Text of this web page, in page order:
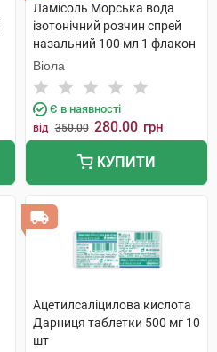
Ламісоль Морська вода
ізотонічний розчин спрей
назальний 100 мл 1 флакон
Віола
Є в наявності
від 350.00 280.00 грн
КУПИТИ
Ацетилсаліцилова кислота
Дарниця таблетки 500 мг 10
шт